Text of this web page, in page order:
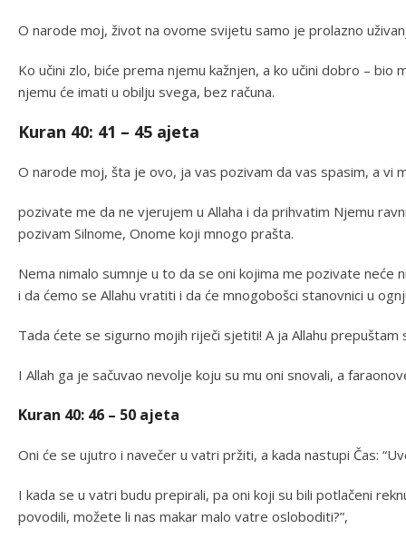
O narode moj, život na ovome svijetu samo je prolazno
Ko učini zlo, biće prema njemu kažnjen, a ko učini dobro – bio
njemu će imati u obilju svega, bez računa.
Kuran 40: 41 – 45 ajeta
O narode moj, šta je ovo, ja vas pozivam da vas spasim, a vi
pozivate me da ne vjerujem u Allaha i da prihvatim Njemu
pozivam Silnome, Onome koji mnogo prašta.
Nema nimalo sumnje u to da se oni kojima me pozivate neće
i da ćemo se Allahu vratiti i da će mnogobošci stanovnici u
Tada ćete se sigurno mojih riječi sjetiti! A ja Allahu prepuštam
I Allah ga je sačuvao nevolje koju su mu oni snovali, a
Kuran 40: 46 – 50 ajeta
Oni će se ujutro i navečer u vatri pržiti, a kada nastupi Čas:
I kada se u vatri budu prepirali, pa oni koji su bili potlačeni
povodili, možete li nas makar malo vatre osloboditi?”,